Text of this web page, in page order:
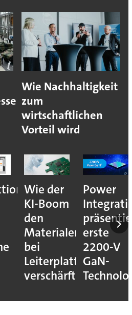
Wie Nachhaltigkeit
zum
wirtschaftlichen
Vorteil wird
Wie der
KI-Boom
den
Materialengpass
bei
Leiterplatten
verschärft
Power
erste
2200-V
GaN-